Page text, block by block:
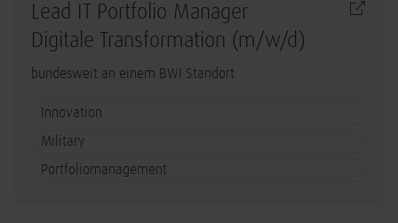
Lead IT Portfolio Manager
Digitale Transformation (m/w/d)
bundesweit an einem BWI Standort
Innovation
Military
Portfoliomanagement